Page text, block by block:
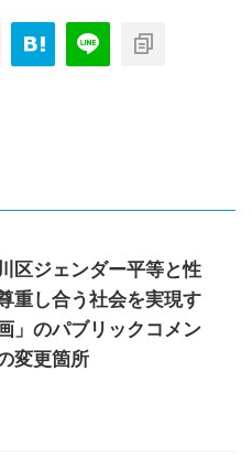
区ジェンダー平等と性
重し合う社会を実現す
」のパブリックコメン
変更箇所